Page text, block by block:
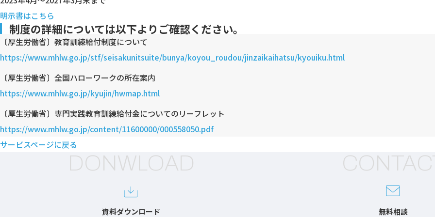
明示書はこちら
制度の詳細については以下よりご確認ください。
〔厚生労働省〕教育訓練給付制度について
https://www.mhlw.go.jp/stf/seisakunitsuite/bunya/koyou_roudou/jinzaikaihatsu/kyouiku.html
〔厚生労働省〕全国ハローワークの所在案内
https://www.mhlw.go.jp/kyujin/hwmap.html
〔厚生労働省〕専門実践教育訓練給付金についてのリーフレット
https://www.mhlw.go.jp/content/11600000/000558050.pdf
サービスページに戻る
DONWLOAD
資料ダウンロード 無料相談